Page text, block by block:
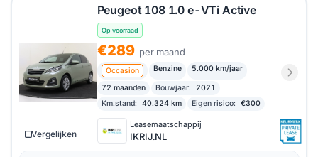
Peugeot 108 1.0 e-VTi Active
Op voorraad
€289 per maand
Occasion Benzine 5.000 km/jaar
72 maanden Bouwjaar:
2021
Km.stand:
40.324 km Eigen risico: €300
Leasemaatschappij
IKRIJ.NL
Vergelijken